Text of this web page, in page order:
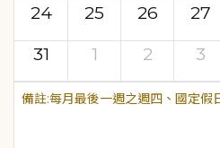
24
25 26 27
31
1 2 3
每月最後一週之週四、國定假